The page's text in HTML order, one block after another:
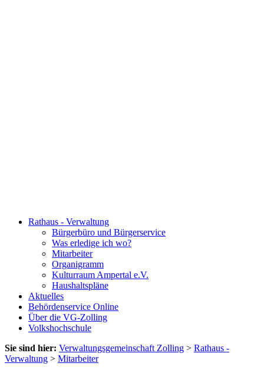
Rathaus - Verwaltung
Bürgerbüro und Bürgerservice
Was erledige ich wo?
Mitarbeiter
Organigramm
Kulturraum Ampertal e.V.
Haushaltspläne
Aktuelles
Behördenservice Online
Über die VG-Zolling
Volkshochschule
Sie sind hier: Verwaltungsgemeinschaft Zolling > Rathaus -
Verwaltung > Mitarbeiter